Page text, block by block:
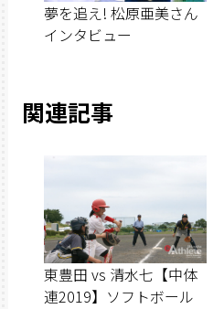
夢を追え! 松原亜美さん
インタビュー
関連記事
東豊田 vs 清水七【中体
連2019】ソフトボール